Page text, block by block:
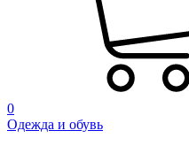
0
Одежда и обувь